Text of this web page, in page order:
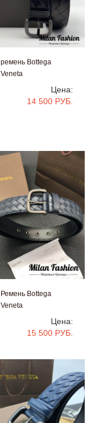
ремень Bottega
Veneta
Цена:
14 500 РУБ.
Ремень Bottega
Veneta
Цена:
15 500 РУБ.